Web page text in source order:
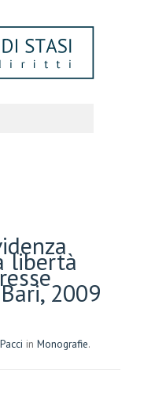
libertà
2009
in Monografie.